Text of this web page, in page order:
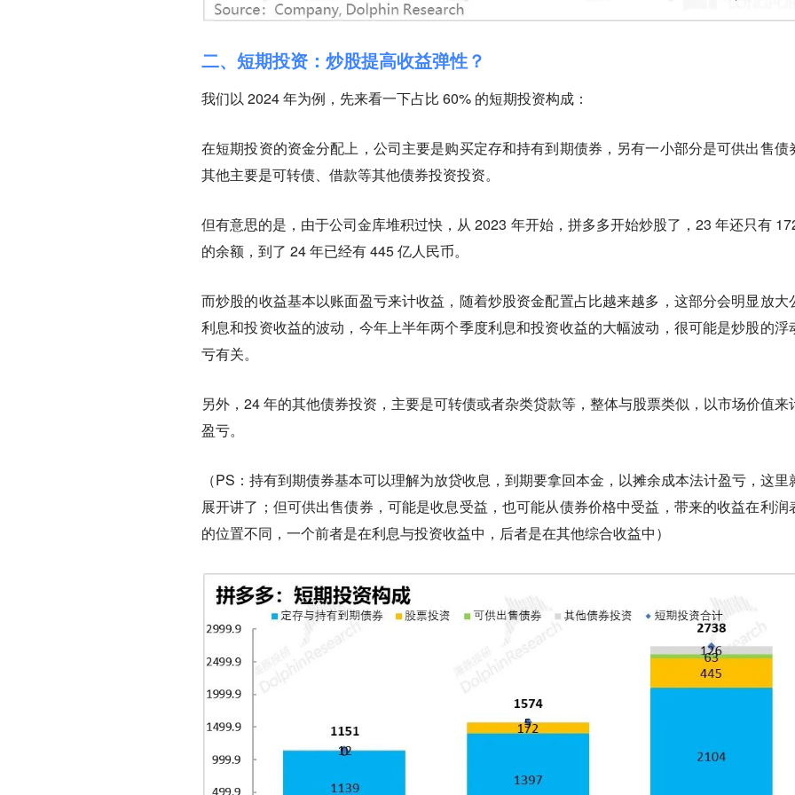
二、短期投资：炒股提高收益弹性？
我们以 2024 年为例，先来看一下占比 60% 的短期投资构成：
在短期投资的资金分配上，公司主要是购买定存和持有到期债券，另有一小部分是可供出售债
其他主要是可转债、借款等其他债券投资投资。
但有意思的是，由于公司金库堆积过快，从 2023 年开始，拼多多开始炒股了，23 年还只有
的余额，到了 24 年已经有 445 亿人民币。
而炒股的收益基本以账面盈亏来计收益，随着炒股资金配置占比越来越多，这部分会明显放大
利息和投资收益的波动，今年上半年两个季度利息和投资收益的大幅波动，很可能是炒股的浮
亏有关。
另外，24 年的其他债券投资，主要是可转债或者杂类贷款等，整体与股票类似，以市场价值来
盈亏。
（PS：持有到期债券基本可以理解为放贷收息，到期要拿回本金，以摊余成本法计盈亏，这里
展开讲了；但可供出售债券，可能是收息受益，也可能从债券价格中受益，带来的收益在利润
的位置不同，一个前者是在利息与投资收益中，后者是在其他综合收益中）